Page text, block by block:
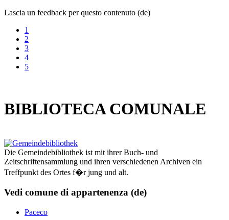
Lascia un feedback per questo contenuto (de)
1
2
3
4
5
BIBLIOTECA COMUNALE
Die Gemeindebibliothek ist mit ihrer Buch- und
Zeitschriftensammlung und ihren verschiedenen Archiven ein
Treffpunkt des Ortes f�r jung und alt.
Vedi comune di appartenenza (de)
Paceco